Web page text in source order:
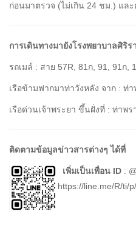
ก่อนมาตรวจ (ไม่เกิน 24 ชม.) และ
การเดินทางมายังโรงพยาบาลศิริร
รถเมล์ : สาย 57R, 81ก, 91, 91ก,
เรือข้ามฟากมาท่าวังหลัง จาก : ท่
เรือด่วนเจ้าพระยา ขึ้นฝั่งที่ : ท่าพ
ติดตามข้อมูลข่าวสารต่างๆ ได้ที่
เพิ่มเป็นเพื่อน ID :
https://line.me/R/ti/